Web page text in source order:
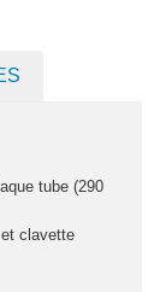
tube (290
clavette